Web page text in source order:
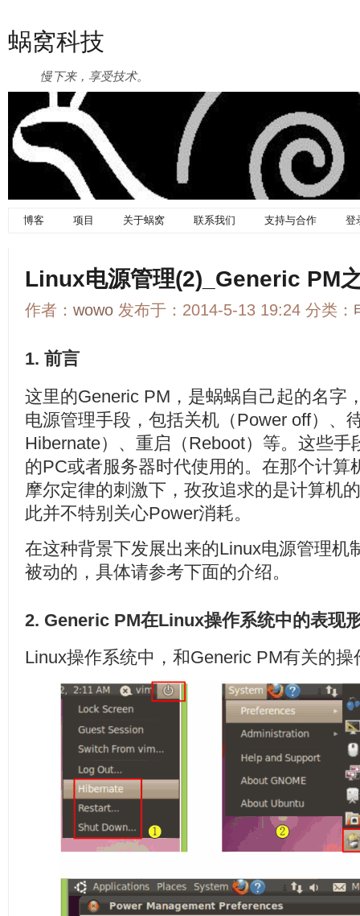
蜗窝科技
慢下来，享受技术。
博客 项目 关于蜗窝 联系我们 支持与合作 登
Linux电源管理(2)_Generic PM
作者： wowo 发布于：2014-5-13 19:24 分类：
1. 前言
这里的Generic PM，是蜗蜗自己起的名字
电源管理手段，包括关机（Power off）、
Hibernate）、重启（Reboot）等。这些
的PC或者服务器时代使用的。在那个计算
摩尔定律的刺激下，孜孜追求的是计算机
此并不特别关心Power消耗。
在这种背景下发展出来的Linux电源管理机
被动的，具体请参考下面的介绍。
2. Generic PM在Linux操作系统中的表现
Linux操作系统中，和Generic PM有关的